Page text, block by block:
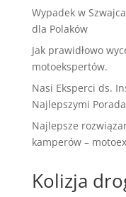
Wypadek w
dla Polaków
Jak prawidłowo
motoekspertów.
Nasi Eksperci ds.
Najlepszymi
Najlepsze
kamperów –
Kolizja